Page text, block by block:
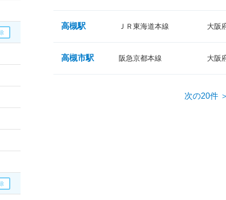
高槻駅 ＪＲ東海道本線 大阪
高槻市駅 阪急京都本線 大阪
次の20件 ＞